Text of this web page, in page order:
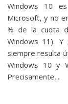
Windows 10
Microsoft, y no
% de la cuota
Windows 11).
siempre resulta
Windows 10 y
Precisamente,...